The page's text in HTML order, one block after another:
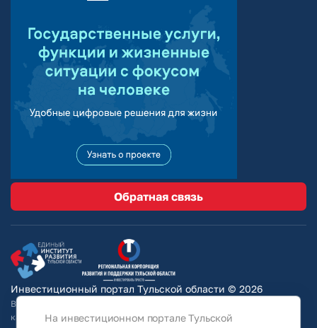
Обратная связь
Инвестиционный портал Тульской области © 2026
Вся информация на сайте носит ознакомительный характер и ни при
каких условиях не является публичной офертой, определяемой
На инвестиционном портале Тульской